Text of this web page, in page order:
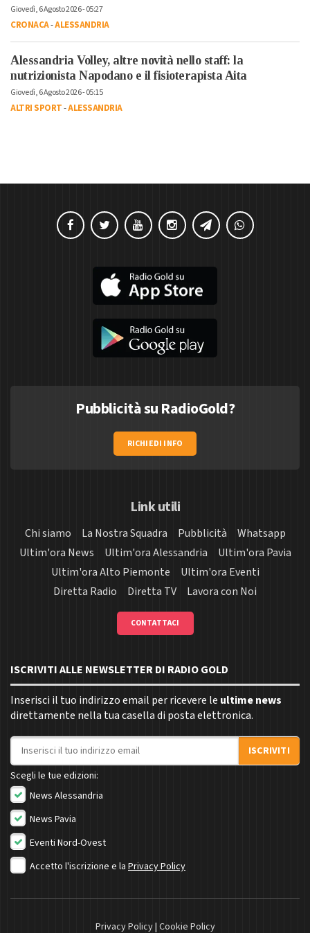
Giovedì, 6 Agosto 2026 - 05:27
CRONACA-ALESSANDRIA
Alessandria Volley, altre novità nello staff: la
nutrizionista Napodano e il fisioterapista Aita
Giovedì, 6 Agosto 2026 - 05:15
ALTRI SPORT-ALESSANDRIA
Pubblicità su RadioGold?
RICHIEDI INFO
Link utili
Chi siamo La Nostra Squadra Pubblicità
Whatsapp
Ultim'ora News
Ultim'ora Alessandria
Ultim'ora Pavia
Ultim'ora Alto Piemonte
Ultim'ora Eventi
Diretta Radio
Diretta TV Lavora con Noi
CONTATTACI
ISCRIVITI ALLE NEWSLETTER DI RADIO GOLD
Inserisci il tuo indirizzo email per ricevere le ultime news
direttamente nella tua casella di posta elettronica.
Indirizzo email
ISCRIVITI
Scegli le tue edizioni:
News Alessandria
News Pavia
Eventi Nord-Ovest
Accetto l'iscrizione e la Privacy Policy
Privacy Policy| Cookie Policy